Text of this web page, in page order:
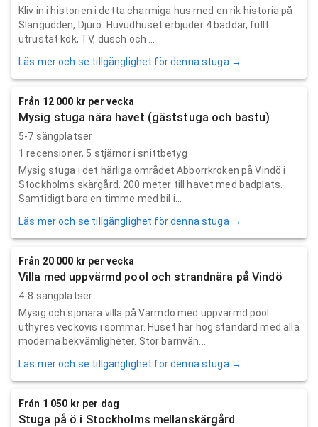
Kliv in i historien i detta charmiga hus med en rik historia på
Slangudden, Djurö. Huvudhuset erbjuder 4 bäddar, fullt
utrustat kök, TV, dusch och ...
Läs mer och se tillgänglighet för denna stuga →
Från 12 000 kr per vecka
Mysig stuga nära havet (gäststuga och bastu)
5-7 sängplatser
1 recensioner, 5 stjärnor i snittbetyg
Mysig stuga i det härliga området Abborrkroken på Vindö i
Stockholms skärgård. 200 meter till havet med badplats.
Samtidigt bara en timme med bil i...
Läs mer och se tillgänglighet för denna stuga →
Från 20 000 kr per vecka
Villa med uppvärmd pool och strandnära på Vindö
4-8 sängplatser
Mysig och sjönära villa på Värmdö med uppvärmd pool
uthyres veckovis i sommar. Huset har hög standard med alla
moderna bekvämligheter. Stor barnvän...
Läs mer och se tillgänglighet för denna stuga →
Från 1 050 kr per dag
Stuga på ö i Stockholms mellanskärgård